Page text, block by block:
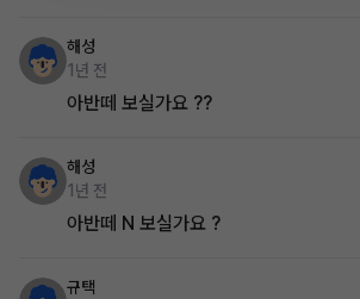
해성
1년 전
아반떼 보실가요 ??
해성
1년 전
아반떼 N 보실가요 ?
규택